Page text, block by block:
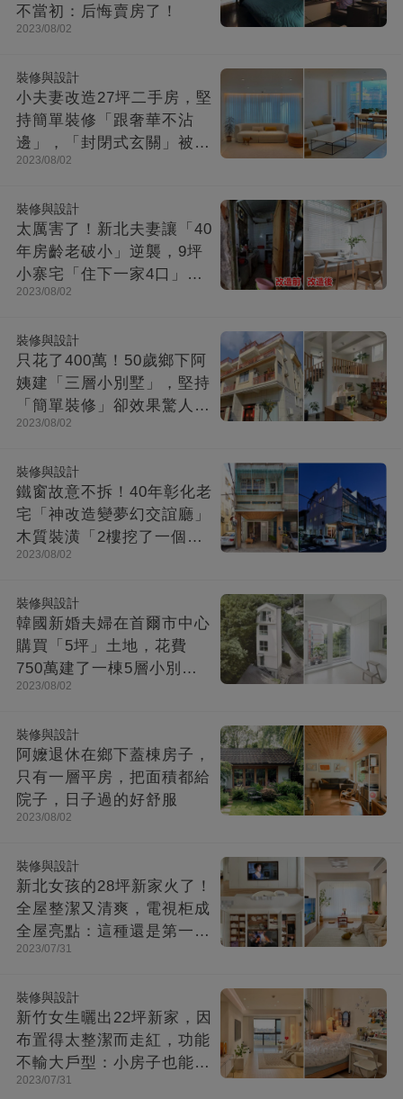
不當初：后悔賣房了！
2023/08/02
裝修與設計
小夫妻改造27坪二手房，堅
持簡單裝修「跟奢華不沾
邊」，「封閉式玄關」被贊
爆：這就是夢想中的家！
2023/08/02
裝修與設計
太厲害了！新北夫妻讓「40
年房齡老破小」逆襲，9坪
小寨宅「住下一家4口」，
收納超強超舒適
2023/08/02
裝修與設計
只花了400萬！50歲鄉下阿
姨建「三層小別墅」，堅持
「簡單裝修」卻效果驚人：
一進屋就療愈了
2023/08/02
裝修與設計
鐵窗故意不拆！40年彰化老
宅「神改造變夢幻交誼廳」
木質裝潢「2樓挖了一個大
洞」走上樓美翻
2023/08/02
裝修與設計
韓國新婚夫婦在首爾市中心
購買「5坪」土地，花費
750萬建了一棟5層小別
墅：小房子卻幸福感爆棚
2023/08/02
裝修與設計
阿嬤退休在鄉下蓋棟房子，
只有一層平房，把面積都給
院子，日子過的好舒服
2023/08/02
裝修與設計
新北女孩的28坪新家火了！
全屋整潔又清爽，電視柜成
全屋亮點：這種還是第一次
見！
2023/07/31
裝修與設計
新竹女生曬出22坪新家，因
布置得太整潔而走紅，功能
不輸大戶型：小房子也能住
出幸福感
2023/07/31